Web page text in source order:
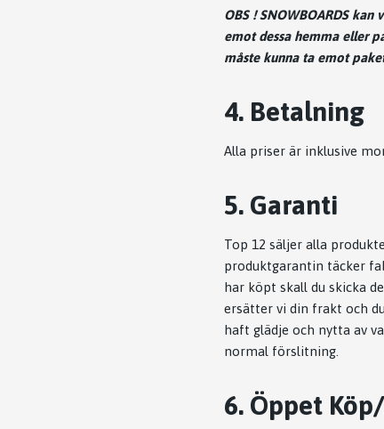
OBS ! SNOWBOARDS
emot dessa hemma eller
måste kunna ta emot
4. Betalning
Alla priser är inklusive
5. Garanti
Top 12 säljer alla
produktgarantin täcker
har köpt skall du skicka
ersätter vi din frakt och
haft glädje och nytta av
normal förslitning.
6. Öppet